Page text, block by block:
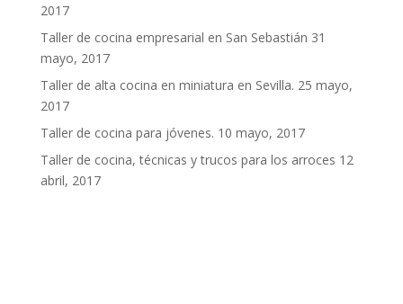
2017
Taller de cocina empresarial en San Sebastián 31
mayo, 2017
Taller de alta cocina en miniatura en Sevilla. 25 mayo,
2017
Taller de cocina para jóvenes. 10 mayo, 2017
Taller de cocina, técnicas y trucos para los arroces 12
abril, 2017